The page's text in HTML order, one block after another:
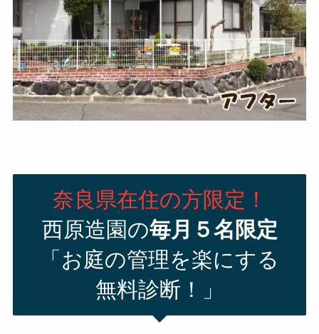
奈良県在住の方限定！
西原造園の毎月５名限定
「お庭の管理を楽にする
無料診断！」